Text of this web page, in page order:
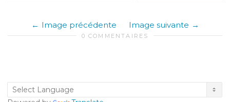
Image précédente Image suivante
0 COMMENTAIRES